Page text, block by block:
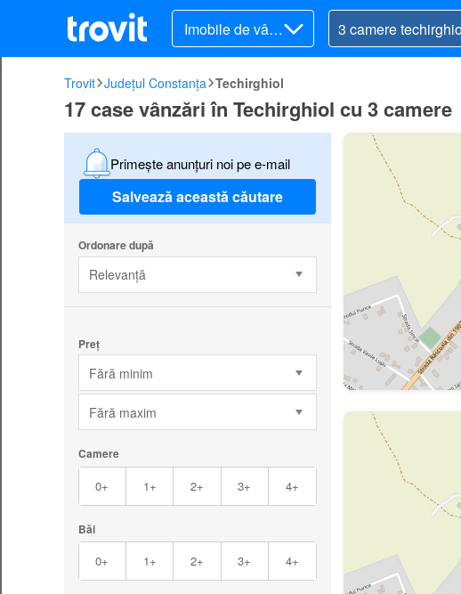
Imobile de vânz
are
Trovit Județul Constanța Techirghiol
17 case vânzări în Techirghiol cu 3 camere
Primește anunțuri noi pe e-mail
Salvează această căutare
Ordonare după
Relevanță
Preț
Fără minim
Fără maxim
Camere
0+ 1+ 2+ 3+ 4+
Băi
0+ 1+ 2+ 3+ 4+